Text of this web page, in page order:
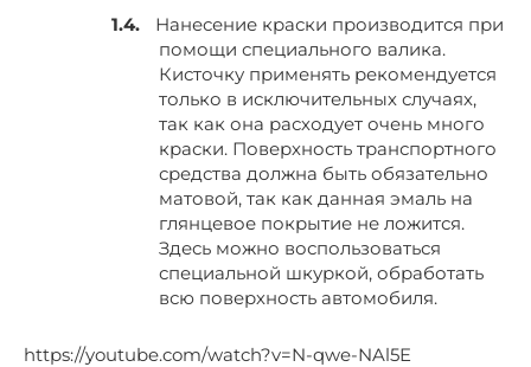
Нанесение краски производится при
помощи специального валика.
Кисточку применять рекомендуется
только в исключительных случаях,
так как она расходует очень много
краски. Поверхность транспортного
средства должна быть обязательно
матовой, так как данная эмаль на
глянцевое покрытие не ложится.
Здесь можно воспользоваться
специальной шкуркой, обработать
всю поверхность автомобиля.
https://youtube.com/watch?v=N-qwe-NAl5E